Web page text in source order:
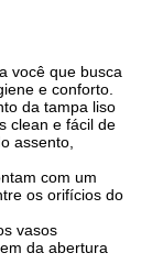
você que busca
e conforto.
da tampa liso
clean e fácil de
assento,
com um
os orifícios do
vasos
da abertura